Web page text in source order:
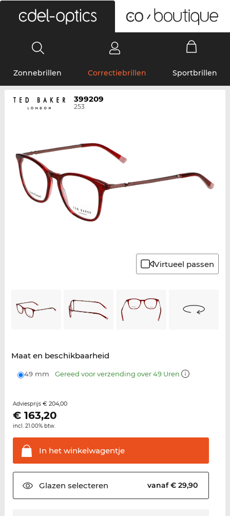
Zonnebrillen Correctiebrillen Sportbrillen
399209
253
Virtueel passen
Maat en beschikbaarheid
49 mm Gereed voor verzending over 49 Uren
Adviesprijs € 204,00
€ 163,20
incl. 21.00% btw.
In hetwinkelwagentje
Glazen selecteren vanaf € 29,90